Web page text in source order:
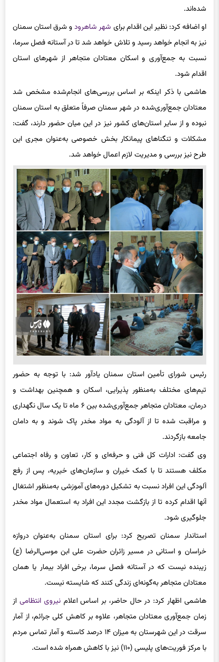
شده‌اند.‌
او اضافه کرد: نظیر این اقدام برای شهر شاهرودو شرق استان سمنان
نیز به انجام خواهد رسید و تلاش خواهد شد تا در آستانه فصل سرما،
نسبت به جمع‌آوری و اسکان معتادان متجاهر از شهرهای استان
اقدام شود.‌
هاشمی با ذکر اینکه بر اساس بررسی‌های انجام‌شده مشخص شد
معتادان جمع‌آوری‌شده در شهر سمنان صرفاً متعلق به استان سمنان
نبوده و از سایر استان‌های کشور نیز در این میان حضور دارند، گفت:
مشکلات و تنگناهای پیمانکار بخش خصوصی به‌عنوان مجری این
طرح نیز بررسی و مدیریت لازم اعمال خواهد شد.‌
رئیس شورای تأمین استان سمنان یادآور شد: با توجه به حضور
تیم‌های مختلف به‌منظور پذیرایی، اسکان و همچنین بهداشت و
درمان، معتادان متجاهر جمع‌آوری‌شده بین ۶ ماه تا یک سال نگهداری
و مراقبت شده تا از آلودگی به مواد مخدر پاک شوند و به دامان
جامعه بازگردند.
وی گفت: ادارات کل فنی و حرفه‌ای و کار، تعاون و رفاه اجتماعی
مکلف هستند تا با کمک خیران و سازمان‌های خیریه، پس از رفع
آلودگی این افراد نسبت به تشکیل دوره‌های آموزشی به‌منظور اشتغال
آنها اقدام کرده تا از بازگشت مجدد این افراد به استعمال مواد مخدر
جلوگیری شود.‌
استاندار سمنان تصریح کرد: برای استان سمنان به‌عنوان دروازه
خراسان و استانی در مسیر زائران حضرت علی ابن موسی‌الرضا (ع)
زیبنده نیست که در آستانه فصل سرما، برخی افراد بیمار یا همان
معتادان متجاهر به‌گونه‌ای زندگی کنند که شایسته نیست.‌
هاشمی اظهار کرد: در حال حاضر، بر اساس اعلامنیروی انتظامی از
زمان جمع‌آوری معتادان متجاهر، علاوه بر کاهش کلی جرائم، از آمار
سرقت در این شهرستان به میزان ۱۴ درصد کاسته و آمار تماس مردم
با مرکز فوریت‌های پلیسی (۱۱۰) نیز با کاهش همراه شده است.‌